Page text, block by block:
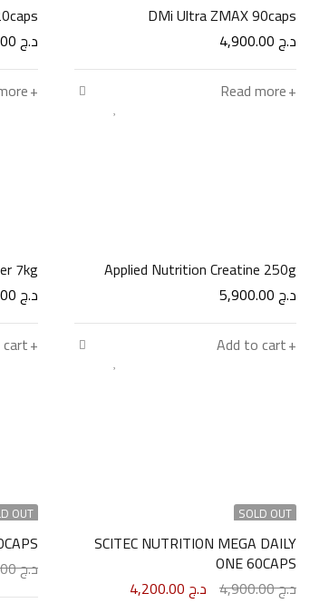
DMi Ultra ZMAX 90caps
د.ج
Read more
د.ج
Applied Nutrition Creatine 250g
د.ج
Add to cart
7kg
د.ج
SOLD OUT
SCITEC NUTRITION MEGA DAILY
ONE 60CAPS
د.ج4,900.00 د.ج
OUT
د.ج4,900.00